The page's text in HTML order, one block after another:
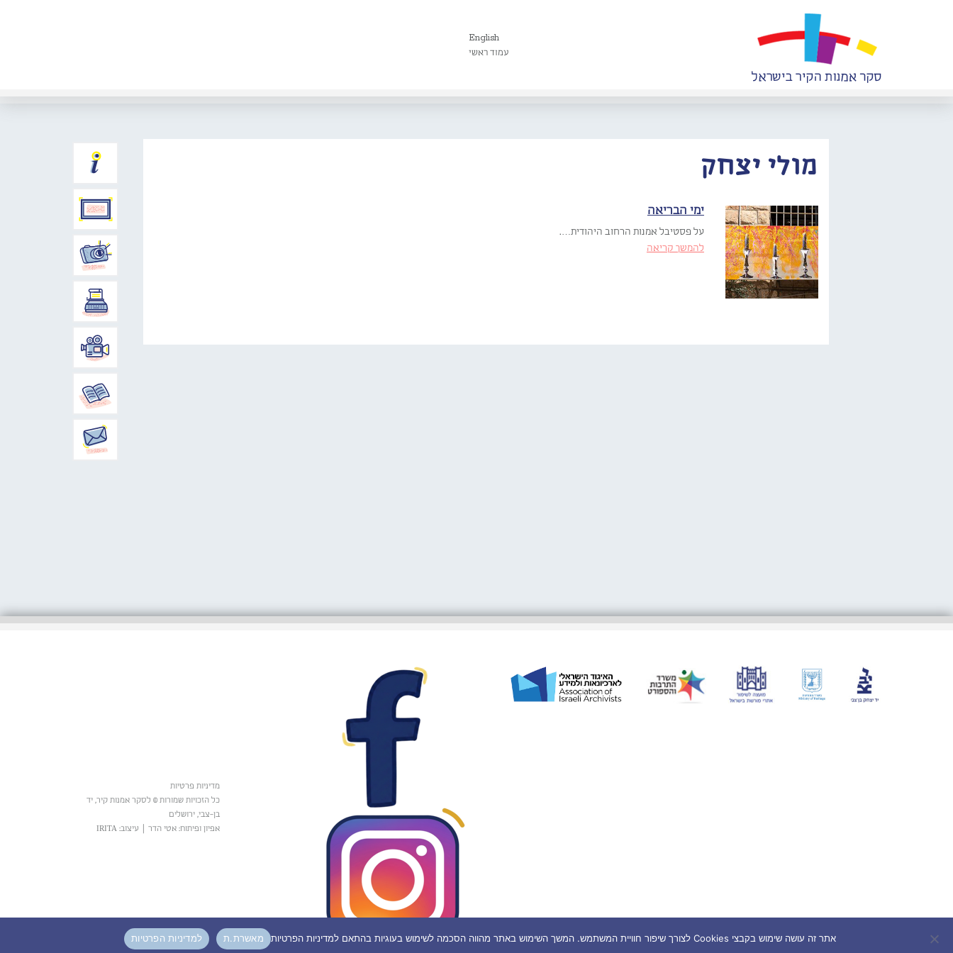
English
עמוד ראשי
מולי יצחק
ימי הבריאה
על פסטיבל אמנות הרחוב היהודית….
להמשך קריאה
אתר זה עושה שימוש בקבצי Cookies לצורך שיפור חוויית המשתמש. המשך השימוש באתר מהווה הסכמה לשימוש בעוגיות בהתאם למדיניות הפרטיות מאשרת.ת למדיניות הפרטיות
מדיניות פרטיות
כל הזכויות שמורות © לסקר אמנות קיר, יד
בן-צבי, ירושלים
אפיון ופיתוח: אטי הדר
עיצוב: IRITA